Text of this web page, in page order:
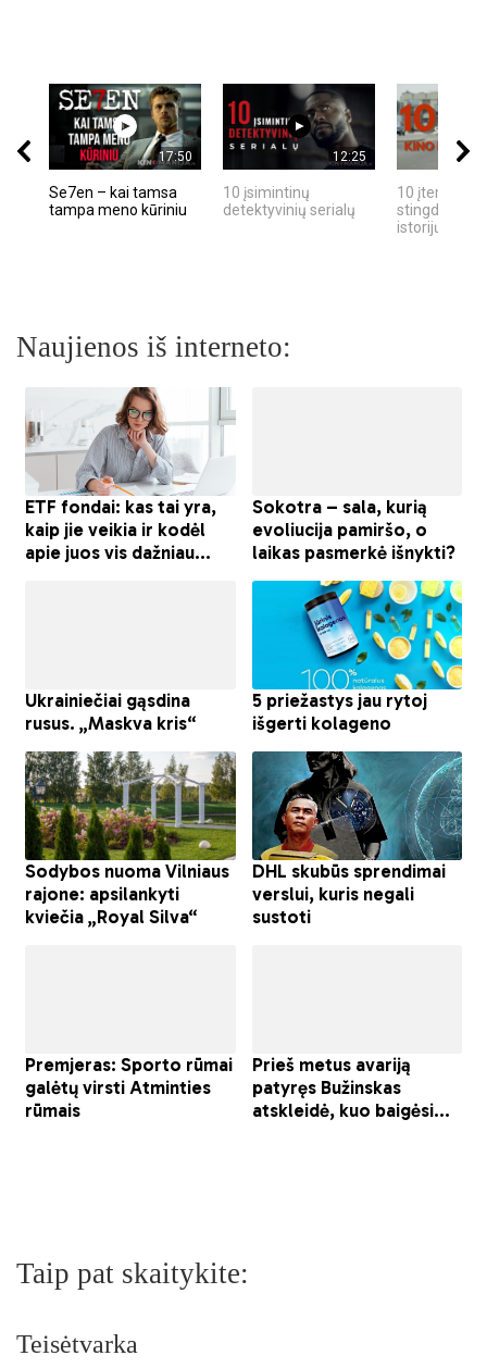
17:50
Se7en – kai tamsa
tampa meno kūriniu
12:25
10 įsimintinų
detektyvinių serialų
10 įtemptų,
stingdančių
istorijų
Naujienos iš interneto:
Taip pat skaitykite:
Teisėtvarka